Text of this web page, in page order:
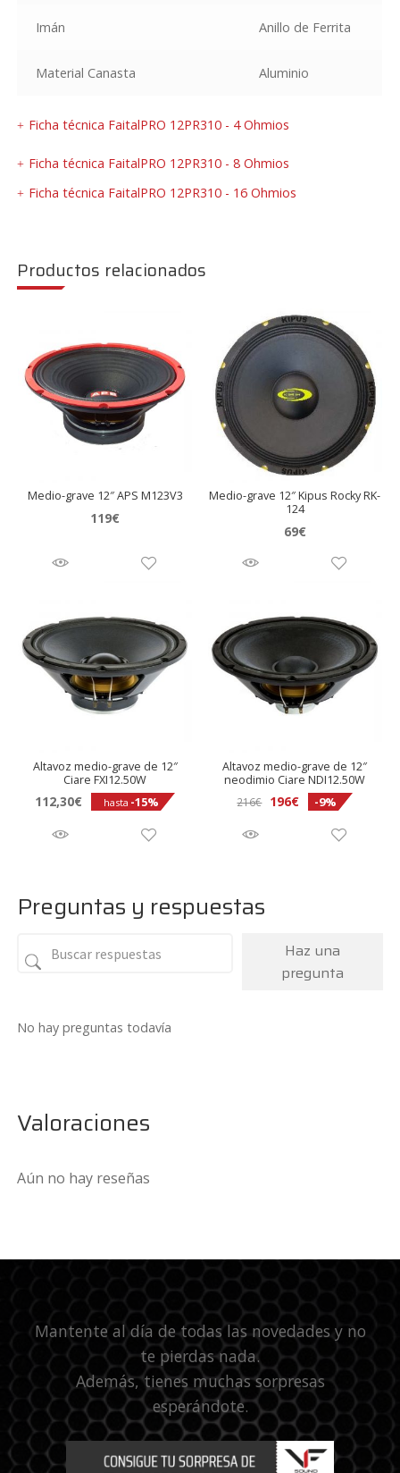
Imán Anillo de Ferrita
Material Canasta Aluminio
Ficha técnica FaitalPRO 12PR310 - 4 Ohmios
Ficha técnica FaitalPRO 12PR310 - 8 Ohmios
Ficha técnica FaitalPRO 12PR310 - 16 Ohmios
Productos relacionados
Medio-grave 12″ APS M123V3
119€
Medio-grave 12″ Kipus Rocky RK-
124
69€
Altavoz medio-grave de 12″
Ciare FXI12.50W
112,30€ hasta -15%
Altavoz medio-grave de 12″
neodimio Ciare NDI12.50W
216€ 196€ -9%
Preguntas y respuestas
Haz una
pregunta
No hay preguntas todavía
Valoraciones
Aún no hay reseñas
Mantente al día de todas las novedades y no
te pierdas nada.
Además, tienes muchas sorpresas
esperándote.